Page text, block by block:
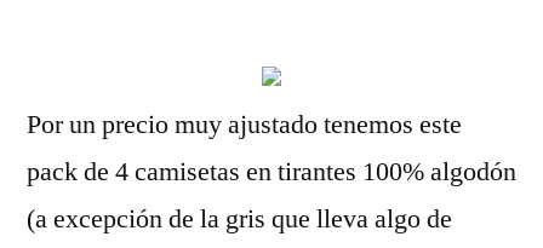
Por un precio muy ajustado tenemos este
pack de 4 camisetas en tirantes 100% algodón
(a excepción de la gris que lleva algo de